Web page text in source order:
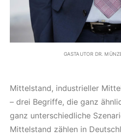
GASTAUTOR DR.
Mittelstand, industrieller
– drei Begriffe, die ganz
ganz unterschiedliche
Mittelstand zählen in